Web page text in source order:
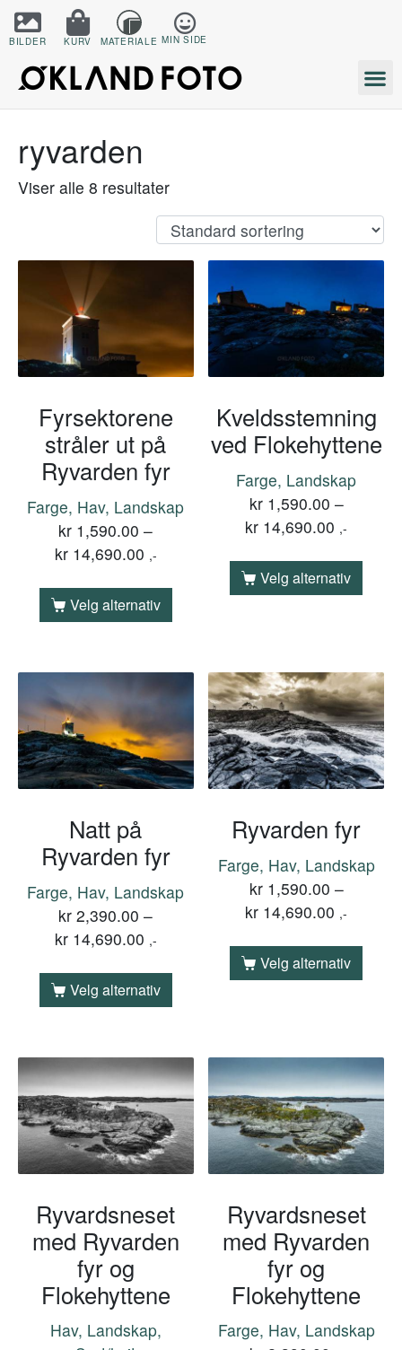
BILDER KURV MATERIALE MIN SIDE
ryvarden
Viser alle 8 resultater
Fyrsektorene
stråler ut på
Ryvarden fyr
Farge, Hav, Landskap
kr 1,590.00 –
kr14,690.00 ,-
Velg alternativ
Kveldsstemning
ved Flokehyttene
Farge, Landskap
kr1,590.00 –
kr 14,690.00 ,-
Velg alternativ
Natt på
Ryvarden fyr
Farge, Hav, Landskap
kr 2,390.00 –
kr14,690.00 ,-
Velg alternativ
Ryvarden fyr
Farge, Hav, Landskap
kr1,590.00 –
kr 14,690.00 ,-
Velg alternativ
Ryvardsneset
med Ryvarden
fyr og
Flokehyttene
Hav, Landskap,
Ryvardsneset
med Ryvarden
fyr og
Flokehyttene
Farge, Hav, Landskap